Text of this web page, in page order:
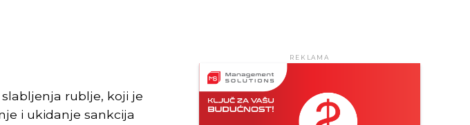
rublje, koji je
i ukidanje sankcija
REKLAMA